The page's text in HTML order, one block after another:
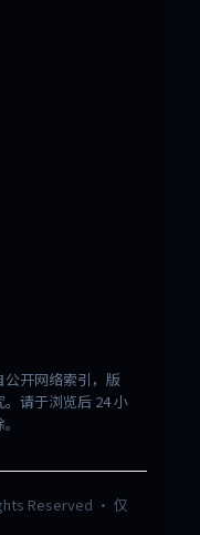
开网络索引，版
请于浏览后 24 小
Reserved · 仅